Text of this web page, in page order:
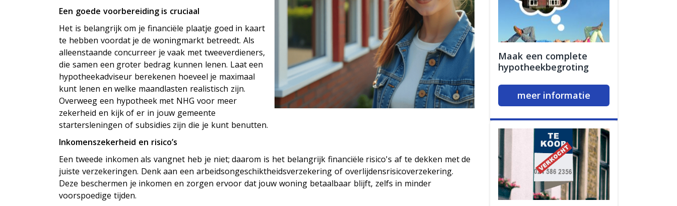
Een goede voorbereiding is cruciaal
Het is belangrijk om je financiële plaatje goed in kaart
te hebben voordat je de woningmarkt betreedt. Als
alleenstaande concurreer je vaak met tweeverdieners,
die samen een groter bedrag kunnen lenen. Laat een
hypotheekadviseur berekenen hoeveel je maximaal
kunt lenen en welke maandlasten realistisch zijn.
Overweeg een hypotheek met NHG voor meer
zekerheid en kijk of er in jouw gemeente
startersleningen of subsidies zijn die je kunt benutten.
Inkomenszekerheid en risico’s
Een tweede inkomen als vangnet heb je niet; daarom is het belangrijk financiële risico's af te dekken met de
juiste verzekeringen. Denk aan een arbeidsongeschiktheidsverzekering of overlijdensrisicoverzekering.
Deze beschermen je inkomen en zorgen ervoor dat jouw woning betaalbaar blijft, zelfs in minder
voorspoedige tijden.
Maak een complete
hypotheekbegroting
meer informatie